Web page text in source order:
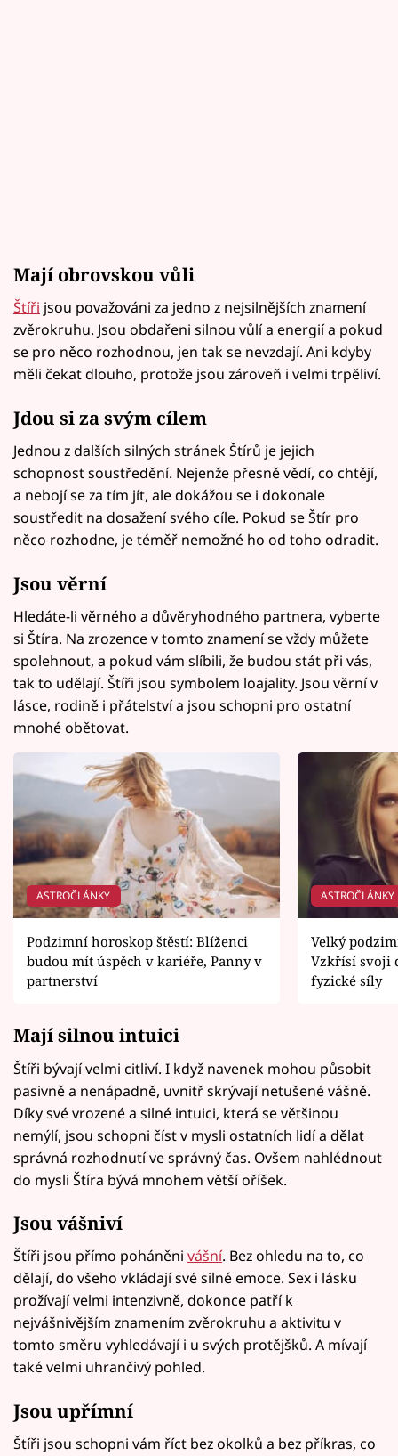
Mají obrovskou vůli
Štíři jsou považováni za jedno z nejsilnějších znamení
zvěrokruhu. Jsou obdařeni silnou vůlí a energií a pokud
se pro něco rozhodnou, jen tak se nevzdají. Ani kdyby
měli čekat dlouho, protože jsou zároveň i velmi trpěliví.
Jdou si za svým cílem
Jednou z dalších silných stránek Štírů je jejich
schopnost soustředění. Nejenže přesně vědí, co chtějí,
a nebojí se za tím jít, ale dokážou se i dokonale
soustředit na dosažení svého cíle. Pokud se Štír pro
něco rozhodne, je téměř nemožné ho od toho odradit.
Jsou věrní
Hledáte-li věrného a důvěryhodného partnera, vyberte
si Štíra. Na zrozence v tomto znamení se vždy můžete
spolehnout, a pokud vám slíbili, že budou stát při vás,
tak to udělají. Štíři jsou symbolem loajality. Jsou věrní v
lásce, rodině i přátelství a jsou schopni pro ostatní
mnohé obětovat.
ASTROČLÁNKY
Podzimní horoskop štěstí: Blíženci
budou mít úspěch v kariéře, Panny v
partnerství
ASTROČLÁNKY
Velký
Vzkřísí svoji
fyzické síly
Mají silnou intuici
Štíři bývají velmi citliví. I když navenek mohou působit
pasivně a nenápadně, uvnitř skrývají netušené vášně.
Díky své vrozené a silné intuici, která se většinou
nemýlí, jsou schopni číst v mysli ostatních lidí a dělat
správná rozhodnutí ve správný čas. Ovšem nahlédnout
do mysli Štíra bývá mnohem větší oříšek.
Jsou vášniví
Štíři jsou přímo poháněni vášní. Bez ohledu na to, co
dělají, do všeho vkládají své silné emoce. Sex i lásku
prožívají velmi intenzivně, dokonce patří k
nejvášnivějším znamením zvěrokruhu a aktivitu v
tomto směru vyhledávají i u svých protějšků. A mívají
také velmi uhrančivý pohled.
Jsou upřímní
Štíři jsou schopni vám říct bez okolků a bez příkras, co